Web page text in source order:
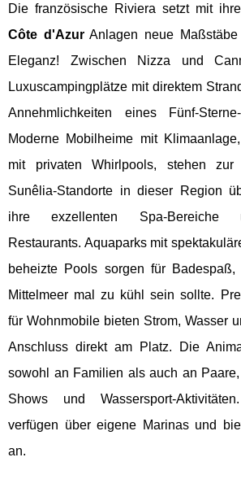
Die französische Riviera setzt mit
Côte d'AzurAnlagen neue Maßstäbe
Eleganz! Zwischen Nizza und
Luxuscampingplätze mit direktem
Annehmlichkeiten eines Fünf-
Moderne Mobilheime mit
mit privaten Whirlpools, stehen zur
Sunêlia-Standorte in dieser Region
ihre exzellenten Spa-Bereiche
Restaurants. Aquaparks mit
beheizte Pools sorgen für
Mittelmeer mal zu kühl sein sollte.
für Wohnmobile bieten Strom, Wasser
Anschluss direkt am Platz. Die
sowohl an Familien als auch an
Shows und Wassersport-
verfügen über eigene Marinas und
an.